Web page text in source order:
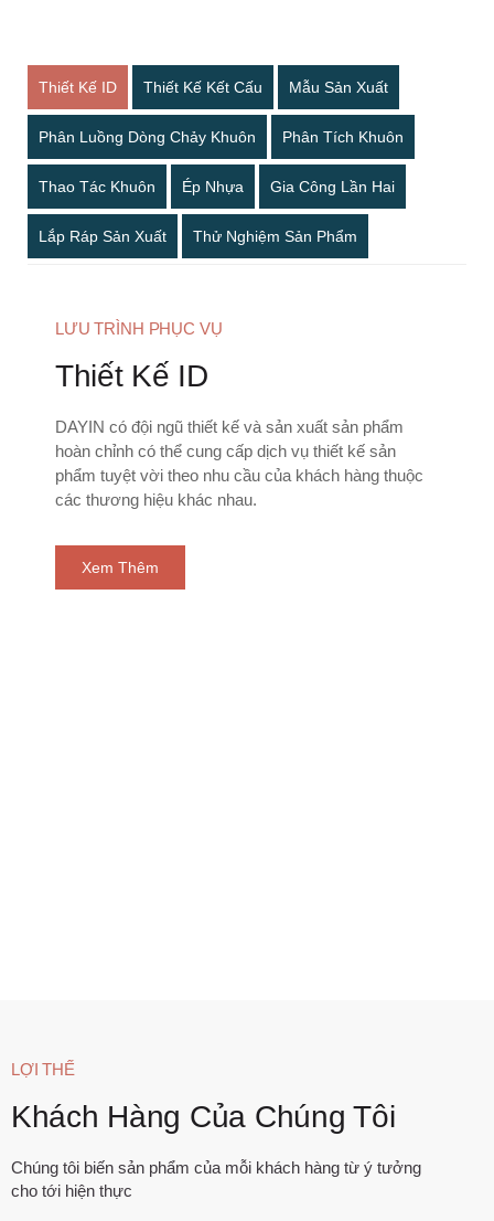
Thiết Kế ID Thiết Kế Kết Cấu Mẫu Sản Xuất
Phân Luồng Dòng Chảy Khuôn Phân Tích Khuôn
Thao Tác Khuôn Ép Nhựa Gia Công Lần Hai
Lắp Ráp Sản Xuất Thử Nghiệm Sản Phẩm
LƯU TRÌNH PHỤC VỤ
Thiết Kế ID
DAYIN có đội ngũ thiết kế và sản xuất sản phẩm
hoàn chỉnh có thể cung cấp dịch vụ thiết kế sản
phẩm tuyệt vời theo nhu cầu của khách hàng thuộc
các thương hiệu khác nhau.
Xem Thêm
LỢI THẾ
Khách Hàng Của Chúng Tôi
Chúng tôi biến sản phẩm của mỗi khách hàng từ ý tưởng
cho tới hiện thực